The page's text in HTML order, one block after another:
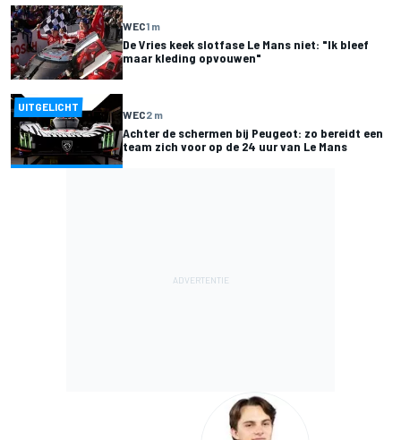
WEC1 m
De Vries keek slotfase Le Mans niet: "Ik bleef
maar kleding opvouwen"
UITGELICHT
WEC2 m
Achter de schermen bij Peugeot: zo bereidt een
team zich voor op de 24 uur van Le Mans